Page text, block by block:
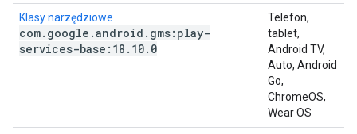
Klasy narzędziowe
com. google .android . gms:play-
services-base:18 . 10. 0
Telefon,
tablet,
Android TV,
Auto, Android
Go,
ChromeOS,
Wear OS